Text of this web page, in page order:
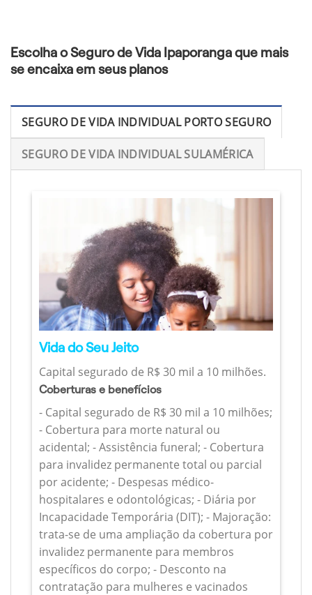
Escolha o Seguro de Vida Ipaporanga que mais
se encaixa em seus planos
SEGURO DE VIDA INDIVIDUAL PORTO SEGURO
SEGURO DE VIDA INDIVIDUAL SULAMÉRICA
Vida do Seu Jeito
Capital segurado de R$ 30 mil a 10 milhões.
Coberturas e benefícios
- Capital segurado de R$ 30 mil a 10 milhões;
- Cobertura para morte natural ou
acidental; - Assistência funeral; - Cobertura
para invalidez permanente total ou parcial
por acidente; - Despesas médico-
hospitalares e odontológicas; - Diária por
Incapacidade Temporária (DIT); - Majoração:
trata-se de uma ampliação da cobertura por
invalidez permanente para membros
específicos do corpo; - Desconto na
contratação para mulheres e vacinados